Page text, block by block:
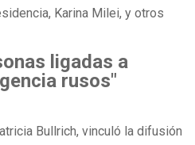
Karina Milei, y otros
ligadas a
rusos"
Bullrich, vinculó la difusión